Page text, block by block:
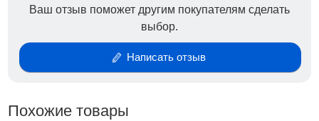
Ваш отзыв поможет другим покупателям сделать
выбор.
Написать отзыв
Похожие товары